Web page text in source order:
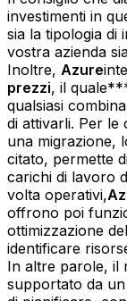
investimenti in
sia la tipologia di
vostra azienda
Inoltre, Azure
prezzi, il
qualsiasi
di attivarli. Per le
una migrazione,
citato, permette
carichi di lavoro
volta operativi,
offrono poi
ottimizzazione
identificare
In altre parole, il
supportato da